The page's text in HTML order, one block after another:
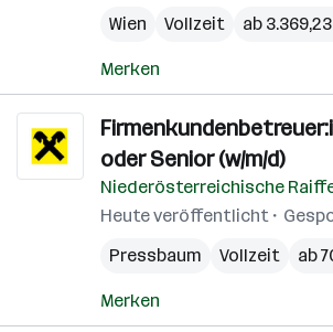
Wien
Vollzeit ab
Merken
oder Senior (w/m/d)
Niederösterreichische
Heute veröffentlicht
Pressbaum
Vollzeit ab
Merken